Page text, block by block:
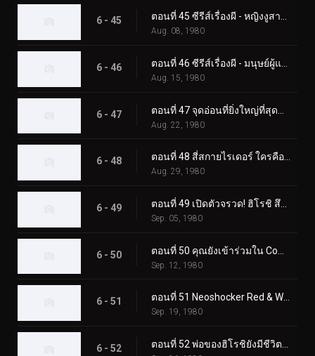
6 - 45 ตอนที่ 45 ซีรีส์เรื่องผี - หญิงงูสาปสึคุบะ ฮิโรชิ!
Aug. 08, 1980
6 - 46
Aug. 15, 1980
6 - 47
Aug. 22, 1980
6 - 48 ตอนที่ 48 สี่สกายไรเดอร์ ใครคือตัวจริง
Aug. 29, 1980
6 - 49
Sep. 05, 1980
6 - 50
Sep. 12, 1980
6 - 51 ตอนที่ 51 Neoshocker Red & White ศึกตัดสินแห่งความตายครั้งยิ่งใหญ่
Sep. 19, 1980
6 - 52